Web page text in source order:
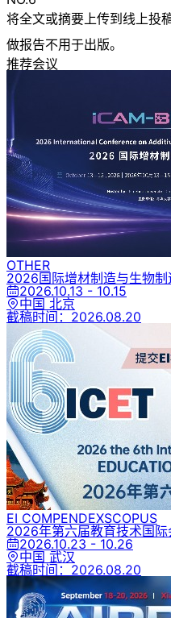
将全文或摘要上传到线上
做报告不用于出版。
推荐会议
OTHER
2026国际增材制造与生物制
2026.10.13 - 10.15
中国 北京
截稿时间： 2026.08.20
EI COMPENDEXSCOPUS
2026年第六届教育技术国际
2026.10.23 - 10.26
中国 武汉
截稿时间： 2026.08.20